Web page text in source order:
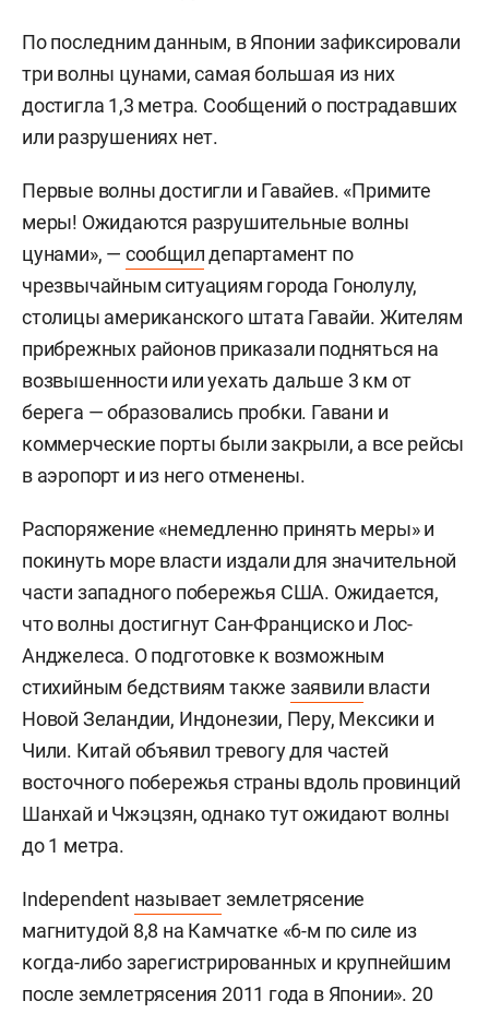
По последним данным, в Японии зафиксировали
три волны цунами, самая большая из них
достигла 1,3 метра. Сообщений о пострадавших
или разрушениях нет.
Первые волны достигли и Гавайев. «Примите
меры! Ожидаются разрушительные волны
цунами», — сообщилдепартамент по
чрезвычайным ситуациям города Гонолулу,
столицы американского штата Гавайи. Жителям
прибрежных районов приказали подняться на
возвышенности или уехать дальше 3 км от
берега — образовались пробки. Гавани и
коммерческие порты были закрыли, а все рейсы
в аэропорт и из него отменены.
Распоряжение «немедленно принять меры» и
покинуть море власти издали для значительной
части западного побережья США. Ожидается,
что волны достигнут Сан-Франциско и Лос-
Анджелеса. О подготовке к возможным
стихийным бедствиям также заявили власти
Новой Зеландии, Индонезии, Перу, Мексики и
Чили. Китай объявил тревогу для частей
восточного побережья страны вдоль провинций
Шанхай и Чжэцзян, однако тут ожидают волны
до 1 метра.
Independent называетземлетрясение
магнитудой 8,8 на Камчатке «6-м по силе из
когда-либо зарегистрированных и крупнейшим
после землетрясения 2011 года в Японии». 20